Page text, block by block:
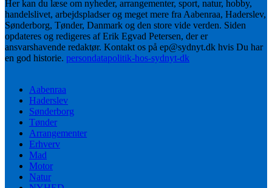
Her kan du læse om nyheder, arrangementer, sport, natur, hobby,
handelslivet, arbejdspladser og meget mere fra Aabenraa, Haderslev,
Sønderborg, Tønder, Danmark og den store vide verden. Siden
opdateres og redigeres af Erik Egvad Petersen, der er
ansvarshavende redaktør. Kontakt os på ep@sydnyt.dk hvis Du har
en god historie. persondatapolitik-hos-sydnyt-dk
Aabenraa
Haderslev
Sønderborg
Tønder
Arrangementer
Erhverv
Mad
Motor
Natur